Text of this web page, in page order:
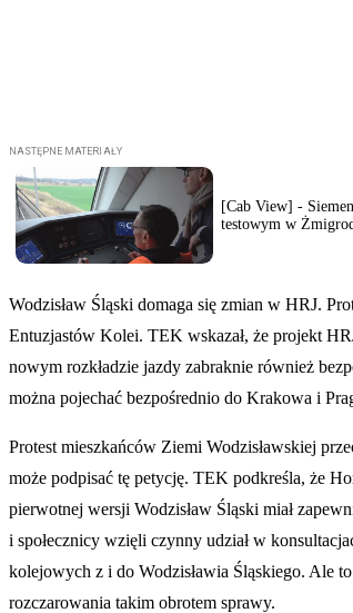
[Cab View] -
testowym w
Wodzisław Śląski domaga się zmian w HRJ.
Entuzjastów Kolei. TEK wskazał, że projekt
nowym rozkładzie jazdy zabraknie również
można pojechać bezpośrednio do Krakowa i
Protest mieszkańców Ziemi Wodzisławskiej
może podpisać tę petycję. TEK podkreśla, że
pierwotnej wersji Wodzisław Śląski miał
i społecznicy wzięli czynny udział w
kolejowych z i do Wodzisławia Śląskiego. Ale
rozczarowania takim obrotem sprawy.